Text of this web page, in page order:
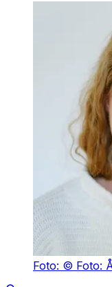
Foto: © Foto: